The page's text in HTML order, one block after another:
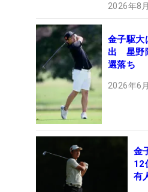
2026年8
金子駆大
出 星野
選落ち
2026年6
金
12
有